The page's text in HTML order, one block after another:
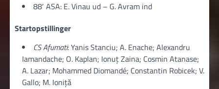
88′ ASA: E. Vinau ud – G. Avram ind
Startopstillinger
CS Afumati: Yanis Stanciu; A. Enache; Alexandru
Iamandache; O. Kaplan; Ionuţ Zaina; Cosmin Atanase;
A. Lazar; Mohammed Diomandé; Constantin Robicek; V.
Gallo; M. Ioniță